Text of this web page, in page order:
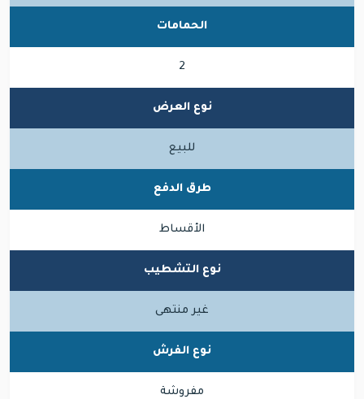
الحمامات
2
نوع العرض
للبيع
طرق الدفع
الأقساط
نوع التشطيب
غير منتهى
نوع الفرش
مفروشة